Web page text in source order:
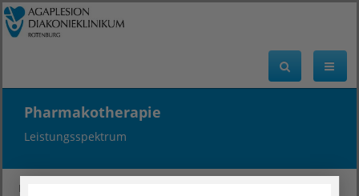
Pharmakotherapie
Leistungsspektrum
DKH Rotenburg